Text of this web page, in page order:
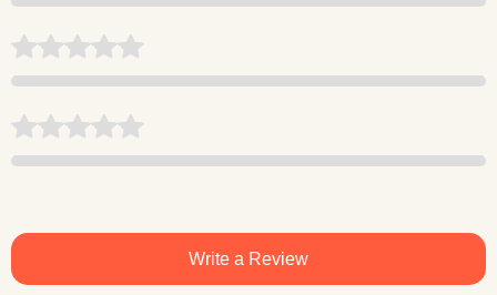
Write a Review